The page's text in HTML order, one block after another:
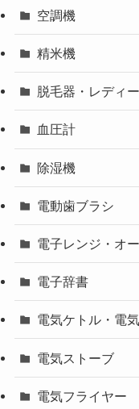
空調機
精米機
脱毛器・レディ
血圧計
除湿機
電動歯ブラシ
電子レンジ・オ
電子辞書
電気ケトル・電
電気ストーブ
電気フライヤー